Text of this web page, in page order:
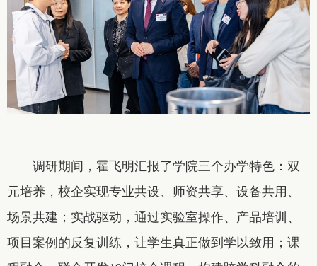
调研期间，霍飞明汇报了学院三个办学特色：双
元培养，校企实现专业共设、师资共享、设备共用、
场景共建；实战驱动，通过实验室操作、产品培训、
项目案例的反复训练，让学生真正做到学以致用；课